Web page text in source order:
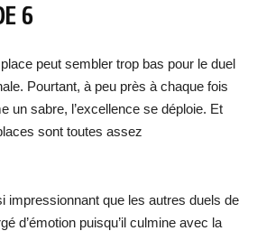
6
peut sembler trop bas pour le duel
Pourtant, à peu près à chaque fois
un sabre, l’excellence se déploie. Et
sont toutes assez
impressionnant que les autres duels de
d’émotion puisqu’il culmine avec la